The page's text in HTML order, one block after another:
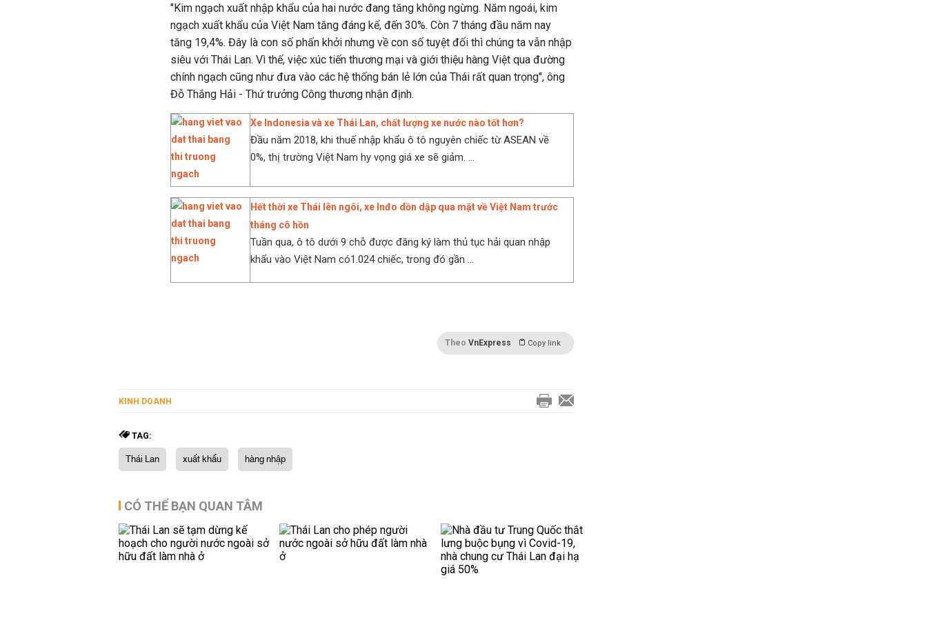
"Kim ngạch xuất nhập khẩu của hai nước đang tăng không ngừng. Năm ngoái, kim
ngạch xuất khẩu của Việt Nam tăng đáng kể, đến 30%. Còn 7 tháng đầu năm nay
tăng 19,4%. Đây là con số phấn khởi nhưng về con số tuyệt đối thì chúng ta vẫn nhập
siêu với Thái Lan. Vì thế, việc xúc tiến thương mại và giới thiệu hàng Việt qua đường
chính ngạch cũng như đưa vào các hệ thống bán lẻ lớn của Thái rất quan trọng", ông
Đỗ Thắng Hải - Thứ trưởng Công thương nhận định.
Xe Indonesia và xe Thái Lan, chất lượng xe nước nào tốt hơn?
Đầu năm 2018, khi thuế nhập khẩu ô tô nguyên chiếc từ ASEAN về
0%, thị trường Việt Nam hy vọng giá xe sẽ giảm. ...
Hết thời xe Thái lên ngôi, xe Inđo dồn dập qua mặt về Việt Nam trước
tháng cô hồn
Tuần qua, ô tô dưới 9 chỗ được đăng ký làm thủ tục hải quan nhập
khẩu vào Việt Nam có1.024 chiếc, trong đó gần ...
Theo VnExpress Copy link
KINH DOANH
TAG:
Thái Lan xuất khẩu hàng nhập
CÓ THỂ BẠN QUAN TÂM